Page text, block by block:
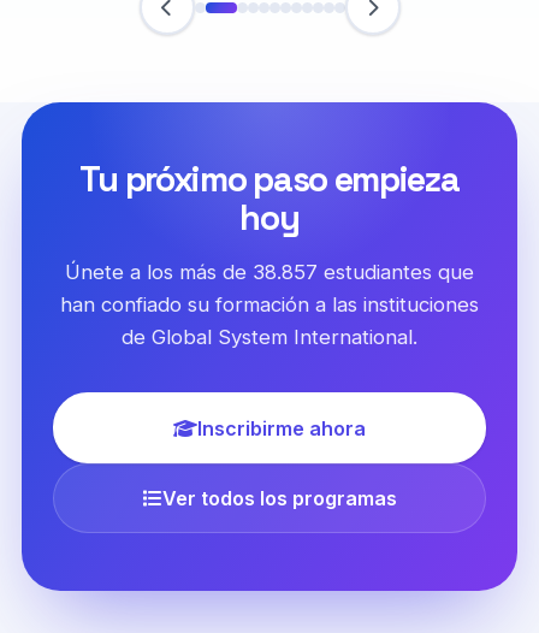
Tu próximo paso empieza
hoy
Únete a los más de 38.857 estudiantes que
han confiado su formación a las instituciones
de Global System International.
Inscribirme ahora
Ver todos los programas